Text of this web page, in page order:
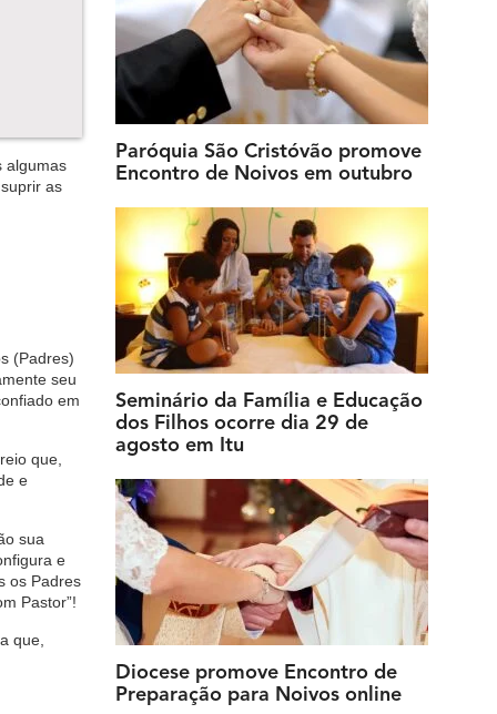
algumas
suprir as
(Padres)
seu
em
que,
e
sua
e
os Padres
Pastor”!
que,
Paróquia São Cristóvão promove
Encontro de Noivos em outubro
Seminário da Família e Educação
dos Filhos ocorre dia 29 de
agosto em Itu
Diocese promove Encontro de
Preparação para Noivos online